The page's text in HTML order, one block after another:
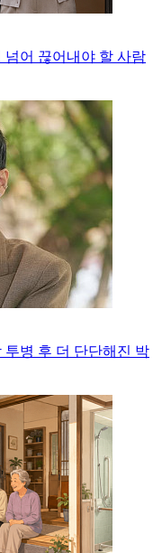
어 끊어내야 할 사람
병 후 더 단단해진 박